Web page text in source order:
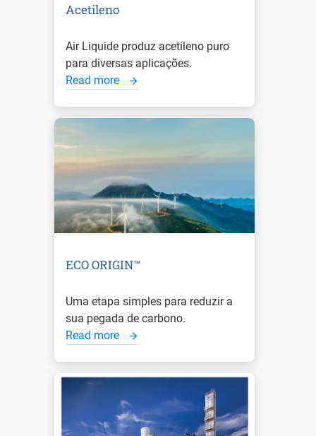
Acetileno
Air Liquide produz acetileno puro
para diversas aplicações.
Read more
ECO ORIGIN™
Uma etapa simples para reduzir a
sua pegada de carbono.
Read more